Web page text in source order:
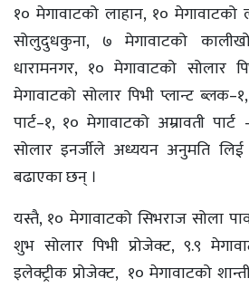
१० मेगावाटको लाहान, १० मेगावाटको
सोलुदुधकुना, ७ मेगावाटको
धारामनगर, १० मेगावाटको सोलार
मेगावाटको सोलार पिभी प्लान्ट
पार्ट–१, १० मेगावाटको अम्रावती
सोलार इनर्जीले अध्ययन अनुमति
बढाएका छन् ।
यस्तै, १० मेगावाटको सिभराज सोला
शुभ सोलार पिभी प्रोजेक्ट, ९.९
इलेक्ट्रीक प्रोजेक्ट, १० मेगावाटको